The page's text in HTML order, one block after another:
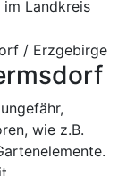
Landkreis
wie z.B.